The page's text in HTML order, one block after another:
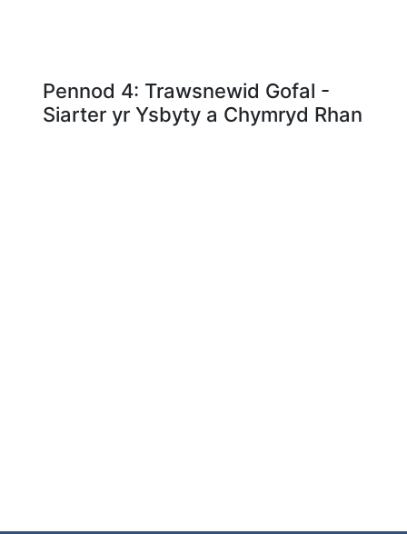
Pennod 4: Trawsnewid Gofal -
Siarter yr Ysbyty a Chymryd Rhan